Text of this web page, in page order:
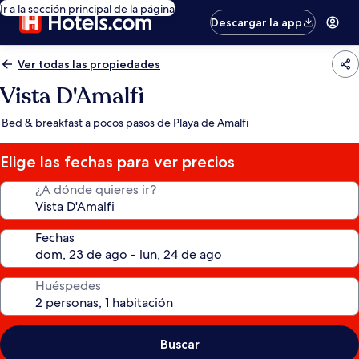
Ir a la sección principal de la página
Descargar la app
Ver todas las propiedades
Vista D'Amalfi
Bed & breakfast a pocos pasos de Playa de Amalfi
Elige las fechas para ver precios
¿A dónde quieres ir?
Fechas
Huéspedes
Buscar